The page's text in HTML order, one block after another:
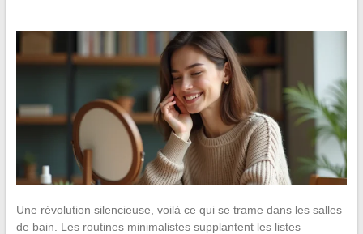
Une révolution silencieuse, voilà ce qui se trame dans les salles
de bain. Les routines minimalistes supplantent les listes